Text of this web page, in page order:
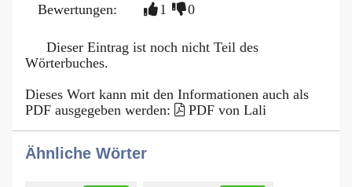
Bewertungen:
1 0
Dieser Eintrag ist noch nicht Teil des
Wörterbuches.
Dieses Wort kann mit den Informationen auch als
PDF ausgegeben werden:
PDF von Lali
Ähnliche Wörter